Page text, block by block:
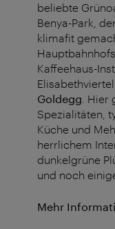
beliebte
Benya-Park,
klimafit
Kaffeehaus-
Goldegg .
Spezialitäten,
Küche und
herrlichem
dunkelgrüne
und noch
Mehr